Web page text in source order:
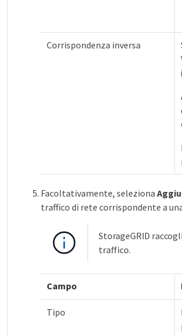
Corrispondenza inversa
Facoltativamente, seleziona
traffico di rete corrispondente a
StorageGRID
traffico.
Campo
Tipo